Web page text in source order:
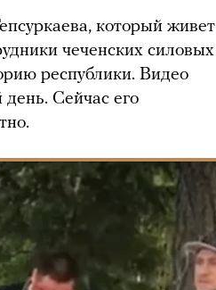
который живет
чеченских силовых
республики. Видео
Сейчас его